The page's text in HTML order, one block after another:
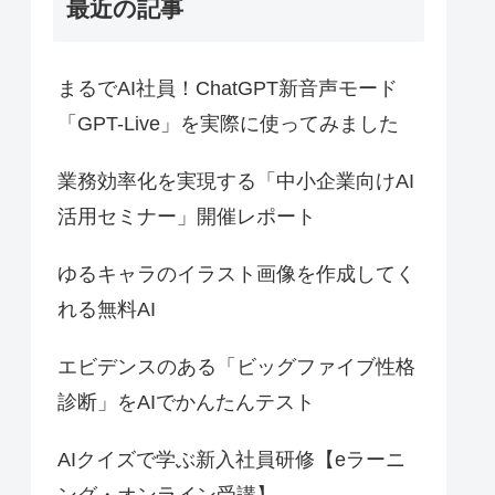
最近の記事
まるでAI社員！ChatGPT新音声モード
「GPT-Live」を実際に使ってみました
業務効率化を実現する「中小企業向けAI
活用セミナー」開催レポート
ゆるキャラのイラスト画像を作成してく
れる無料AI
エビデンスのある「ビッグファイブ性格
診断」をAIでかんたんテスト
AIクイズで学ぶ新入社員研修【eラーニ